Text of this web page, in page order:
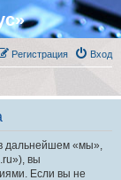
Вход
Регистрация
дальнейшем «мы»,
вы
Если вы не